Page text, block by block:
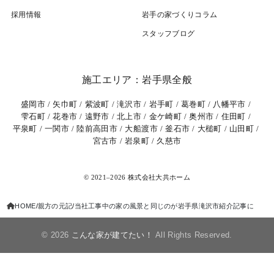
採用情報 岩⼿の家づくりコラム
スタッフブログ
施工エリア：岩手県全般
盛岡市 矢巾町 紫波町 滝沢市 岩手町 葛巻町
八幡平市
雫石町
花巻市 遠野市 北上市 金ケ崎町 奥州市
住田町
平泉町
一関市 陸前高田市 大船渡市 釜石市 大槌町
山田町
宮古市
岩泉町 久慈市
© 2021–2026 株式会社大共ホーム
HOME 親方の元記 当社工事中の家の風景と同じのが岩手県滝沢市紹介記事に
© 2026 こんな家が建てたい！ All Rights Reserved.